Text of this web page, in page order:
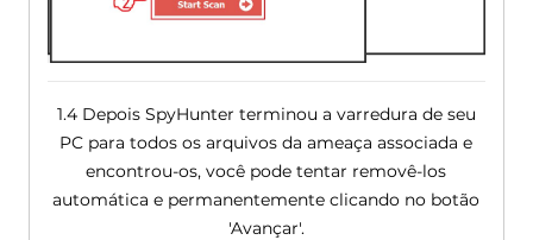
1.4 Depois SpyHunter terminou a varredura de seu
PC para todos os arquivos da ameaça associada e
encontrou-os, você pode tentar removê-los
automática e permanentemente clicando no botão
'Avançar'.